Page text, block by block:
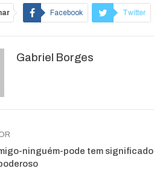
Facebook Twitter
Gabriel Borges
ninguém-pode tem significado